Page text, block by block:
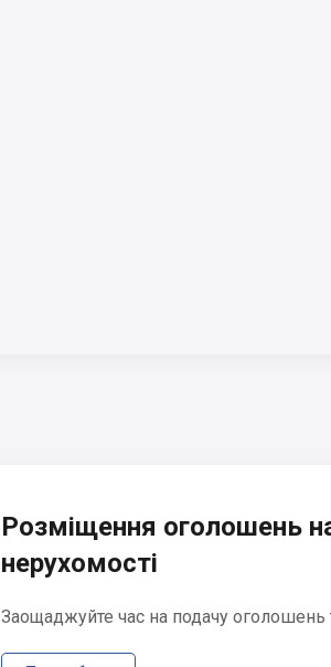
Розміщення оголошень
нерухомості
Заощаджуйте час на подачу оголошень